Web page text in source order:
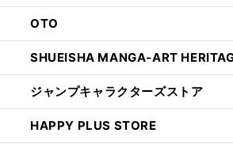
OTO
SHUEISHA MANGA-ART
ジャンプキャラクターズストア
HAPPY PLUS STORE